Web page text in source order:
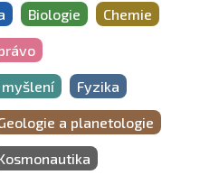
Biologie Chemie
Fyzika
a planetologie